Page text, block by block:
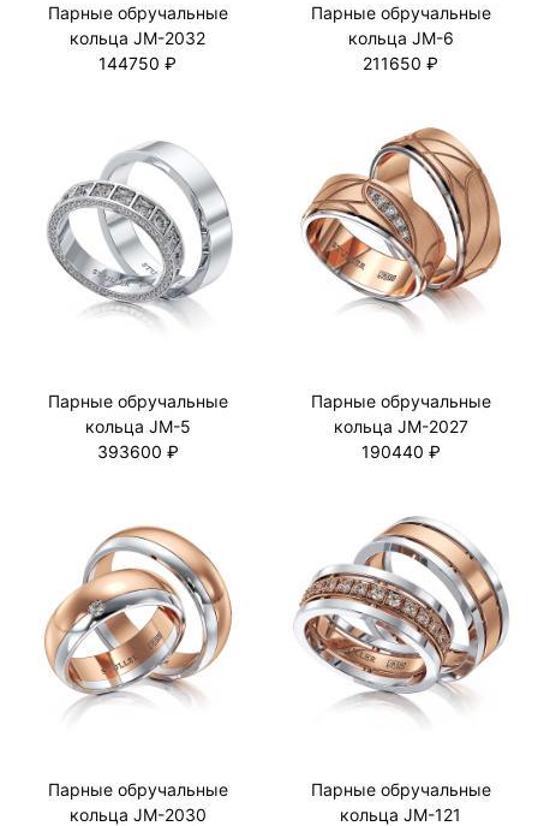
Парные обручальные
кольца JM-2032
144750 ₽
Парные обручальные
кольца JM-6
211650 ₽
Парные обручальные
кольца JM-5
393600 ₽
Парные обручальные
кольца JM-2027
190440 ₽
Парные обручальные
кольца JM-2030
Парные обручальные
кольца JM-121